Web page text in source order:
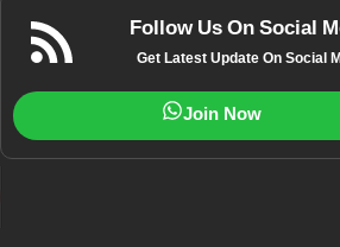
Follow Us On Social
Get Latest Update On Social
Join Now